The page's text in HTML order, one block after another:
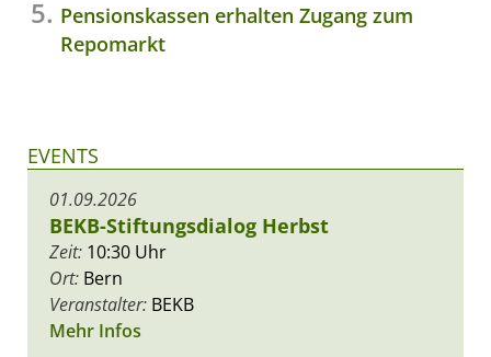
Pensionskassen erhalten Zugang zum
Repomarkt
EVENTS
01.09.2026
BEKB-Stiftungsdialog Herbst
Zeit: 10:30 Uhr
Ort: Bern
Veranstalter: BEKB
Mehr Infos